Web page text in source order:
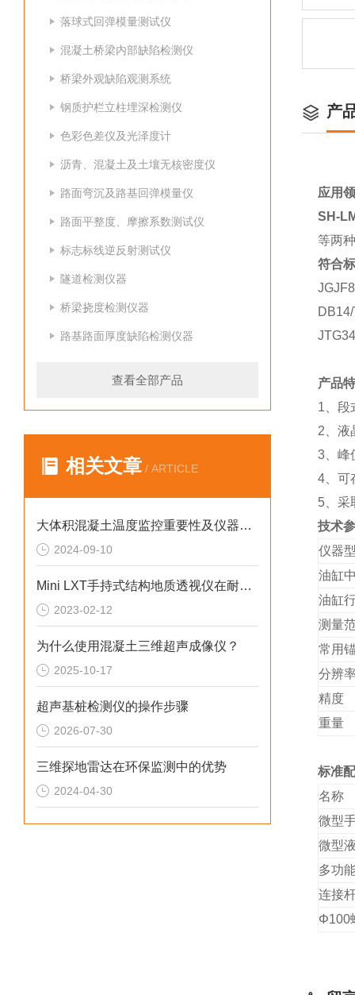
落球式回弹模量测试仪
混凝土桥梁内部缺陷检测仪
桥梁外观缺陷观测系统
钢质护栏立柱埋深检测仪
色彩色差仪及光泽度计
沥青、混凝土及土壤无核密度仪
路面弯沉及路基回弹模量仪
路面平整度、摩擦系数测试仪
标志标线逆反射测试仪
隧道检测仪器
桥梁挠度检测仪器
路基路面厚度缺陷检测仪器
查看全部产品
相关文章 / ARTICLE
大体积混凝土温度监控重要性及仪器推荐
2024-09-10
Mini LXT手持式结构地质透视仪在耐火材料检测中的应用
2023-02-12
为什么使用混凝土三维超声成像仪？
2025-10-17
超声基桩检测仪的操作步骤
2026-07-30
三维探地雷达在环保监测中的优势
2024-04-30
产
应用
SH-
等两
符合
产品
1、段
2、液
3、峰
4、可
5、采
技术
仪器
油缸
油缸
测量
常用
分辨
精度
重量
标准
名称
微型
微型
多功
连接
Φ100